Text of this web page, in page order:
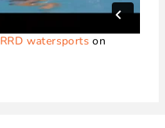
RRD watersports on